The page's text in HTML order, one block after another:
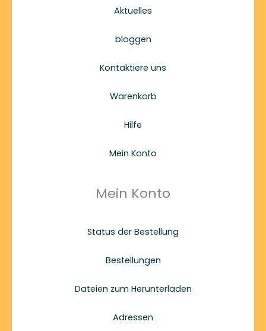
Aktuelles
bloggen
Kontaktiere uns
Warenkorb
Hilfe
Mein Konto
Mein Konto
Status der Bestellung
Bestellungen
Dateien zum Herunterladen
Adressen